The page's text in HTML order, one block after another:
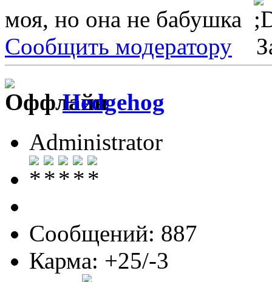
моя, но она не бабушка
Сообщить модератору
Hedgehog
Administrator
Сообщений: 887
Карма: +25/-3